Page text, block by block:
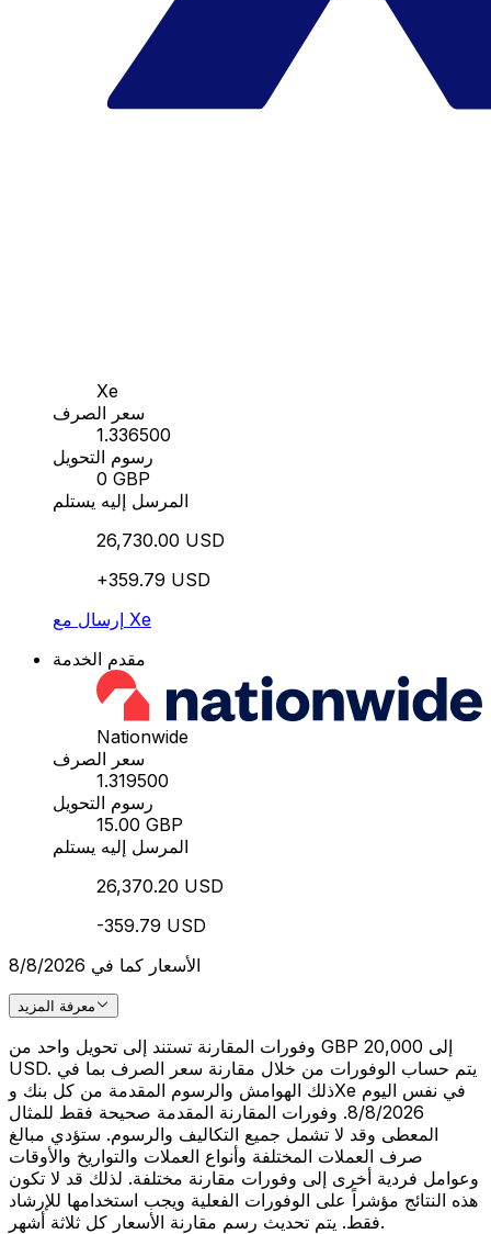
Xe
سعر الصرف
1.336500
رسوم التحويل
0 GBP
المرسل إليه يستلم
26,730.00 USD
+359.79 USD
إرسال مع Xe
مقدم الخدمة
Nationwide
سعر الصرف
1.319500
رسوم التحويل
15.00 GBP
المرسل إليه يستلم
26,370.20 USD
-359.79 USD
الأسعار كما في 8/8/2026
معرفة المزيد
وفورات المقارنة تستند إلى تحويل واحد من GBP 20,000 إلى
USD. يتم حساب الوفورات من خلال مقارنة سعر الصرف بما في
ذلك الهوامش والرسوم المقدمة من كل بنك وXe في نفس اليوم
8/8/2026. وفورات المقارنة المقدمة صحيحة فقط للمثال
المعطى وقد لا تشمل جميع التكاليف والرسوم. ستؤدي مبالغ
صرف العملات المختلفة وأنواع العملات والتواريخ والأوقات
وعوامل فردية أخرى إلى وفورات مقارنة مختلفة. لذلك قد لا تكون
هذه النتائج مؤشراً على الوفورات الفعلية ويجب استخدامها للإرشاد
فقط. يتم تحديث رسم مقارنة الأسعار كل ثلاثة أشهر.